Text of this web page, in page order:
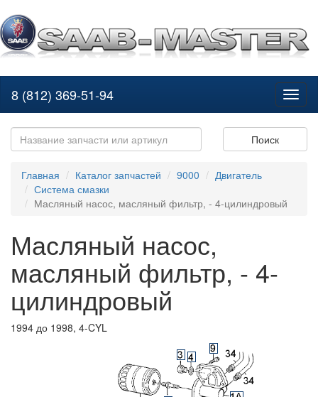
8 (812) 369-51-94
Поиск
Главная Каталог запчастей 9000
Двигатель
Система смазки
Масляный насос, масляный фильтр, - 4-цилиндровый
Масляный насос,
масляный фильтр, - 4-
цилиндровый
1994 до 1998, 4-CYL